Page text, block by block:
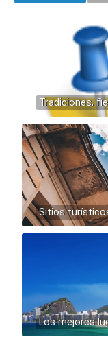
Tradiciones,
Sitios
Los mejores